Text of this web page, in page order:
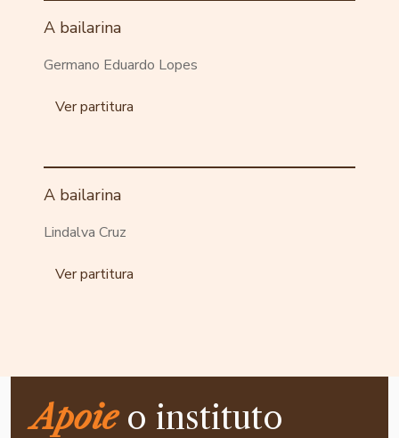
A bailarina
Germano Eduardo Lopes
Ver partitura
A bailarina
Lindalva Cruz
Ver partitura
Apoieo instituto